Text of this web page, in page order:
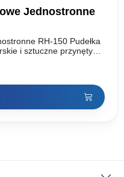
Jednostronne
RH-150 Pudełka
i sztuczne przynęty
bezpiecznego…